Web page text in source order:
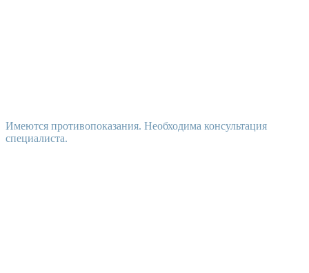
Имеются противопоказания. Необходима консультация
специалиста.